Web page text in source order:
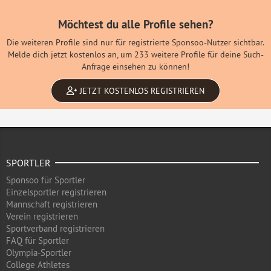
Möchtest du alle Profile sehen?
Die weiteren Profile sind nur für registrierte Sponsoo-Nutzer sichtbar.
Melde dich jetzt kostenlos an, um 233 weitere Profile für deine Such-
Anfrage einsehen zu können!
JETZT KOSTENLOS REGISTRIEREN
SPORTLER
Sponsoo für Sportler
Einzelsportler registrieren
Mannschaft registrieren
Verein registrieren
Sportverband registrieren
FAQ für Sportler
Olympia-Sportler
College Athletes